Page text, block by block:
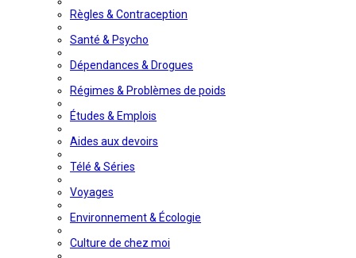
Règles & Contraception
Santé & Psycho
Dépendances & Drogues
Régimes & Problèmes de poids
Études & Emplois
Aides aux devoirs
Télé & Séries
Voyages
Environnement & Écologie
Culture de chez moi